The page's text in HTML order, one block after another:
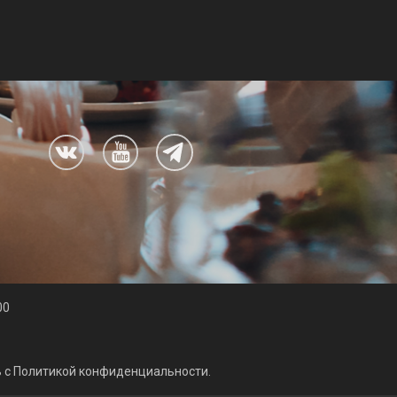
Политикой конфиденциальности.